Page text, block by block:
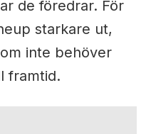
de föredrar. För
starkare ut,
inte behöver
framtid.